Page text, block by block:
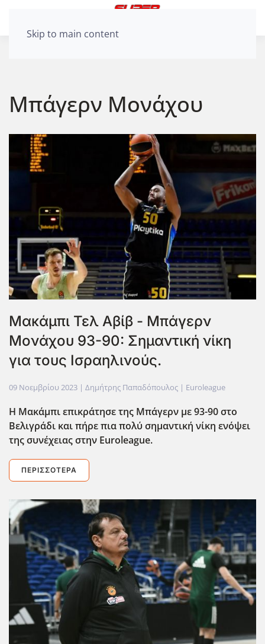
Skip to main content
Μπάγερν Μονάχου
Μακάμπι Τελ Αβίβ - Μπάγερν
Μονάχου 93-90: Σημαντική νίκη
για τους Ισραηλινούς.
09 Νοεμβρίου 2023 | Δημήτρης Παπαδόπουλος | Euroleague
Η Μακάμπι επικράτησε της Μπάγερν με 93-90 στο
Βελιγράδι και πήρε πια πολύ σημαντική νίκη ενόψει
της συνέχειας στην Euroleague.
ΠΕΡΙΣΣΌΤΕΡΑ